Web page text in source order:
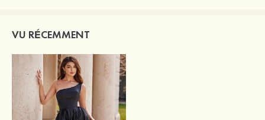
VU RÉCEMMENT